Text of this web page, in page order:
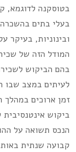
בטוסקנה לדוגמא,
בעלי בתים
ובינוניות,
המודל הזה של
בהם הביקוש
לעיתים במצב שבו
זמן ארוכים
ביקוש
הנכס תשואה על
קבועה שנתית